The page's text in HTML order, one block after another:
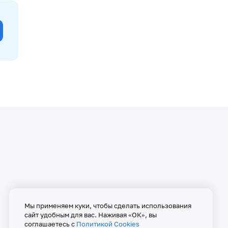
Мы применяем куки, чтобы сделать использования
сайт удобным для вас. Наживая «ОК», вы
соглашаетесь с Политикой Cookies